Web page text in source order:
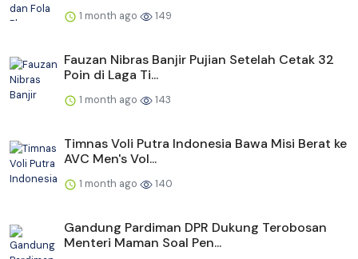
1 month ago 149
Fauzan Nibras Banjir Pujian Setelah Cetak 32
Poin di Laga Ti...
1 month ago 143
Timnas Voli Putra Indonesia Bawa Misi Berat ke
AVC Men's Vol...
1 month ago 140
Gandung Pardiman DPR Dukung Terobosan
Menteri Maman Soal Pen...